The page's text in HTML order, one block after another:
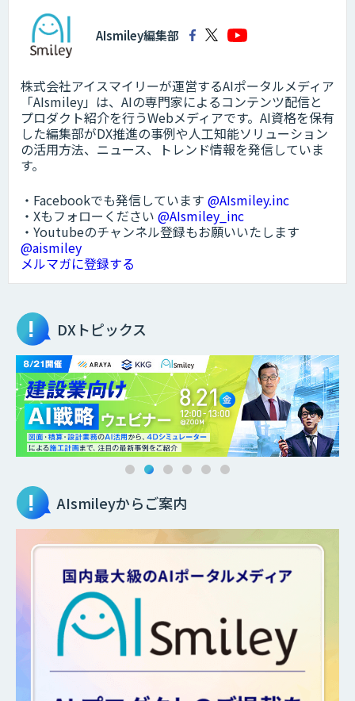
AIsmiley編集部
株式会社アイスマイリーが運営するAIポータルメディア
「AIsmiley」は、AIの専門家によるコンテンツ配信と
プロダクト紹介を行うWebメディアです。AI資格を保有
した編集部がDX推進の事例や人工知能ソリューション
の活用方法、ニュース、トレンド情報を発信していま
す。
・Facebookでも発信しています @AIsmiley.inc
・Xもフォローください @AIsmiley_inc
・Youtubeのチャンネル登録もお願いいたします
@aismiley
メルマガに登録する
DXトピックス
AIsmileyからご案内